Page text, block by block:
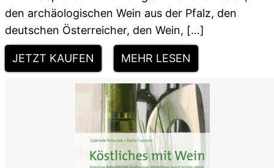
den archäologischen Wein aus der Pfalz, den
deutschen Österreicher, den Wein, […]
JETZT KAUFEN MEHR LESEN